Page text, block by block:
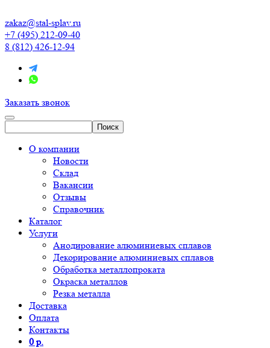
zakaz@stal-splav.ru
+7 (495) 212-09-40
8 (812) 426-12-94
Заказать звонок
О компании
Новости
Склад
Вакансии
Отзывы
Справочник
Каталог
Услуги
Анодирование алюминиевых сплавов
Декорирование алюминиевых сплавов
Обработка металлопроката
Окраска металлов
Резка металла
Доставка
Оплата
Контакты
0 р.